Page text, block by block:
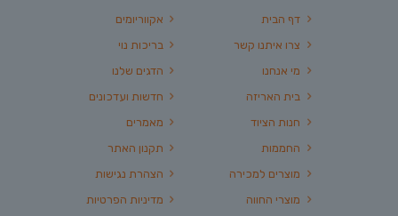
אקווריומים
בריכות נוי
הדגים שלנו
חדשות ועדכונים
מאמרים
תקנון האתר
הצהרת נגישות
מדיניות הפרטיות
דף הבית
צרו איתנו קשר
מי אנחנו
בית האריזה
חנות הציוד
החממות
מוצרים למכירה
מוצרי החווה